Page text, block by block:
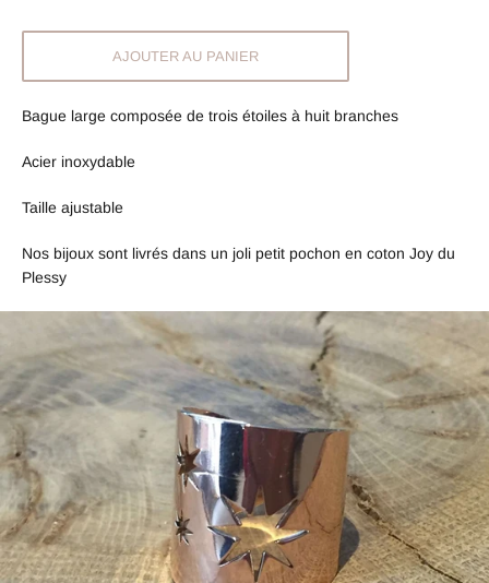
AJOUTER AU PANIER
Bague large composée de trois étoiles à huit branches
Acier inoxydable
Taille ajustable
Nos bijoux sont livrés dans un joli petit pochon en coton Joy du
Plessy